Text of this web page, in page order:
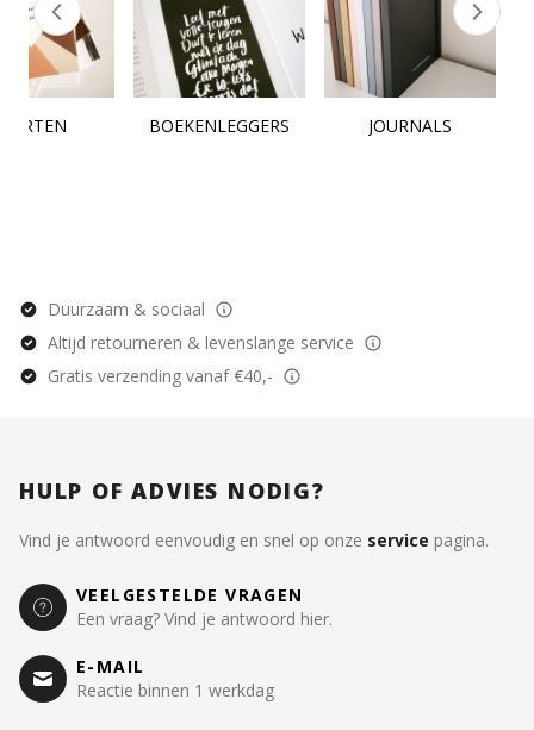
BOEKENLEGGERS JOURNALS
Duurzaam & sociaal
Altijd retourneren & levenslange service
Gratis verzending vanaf €40,-
HULP OF ADVIES NODIG?
Vind je antwoord eenvoudig en snel op onze service pagina.
VEELGESTELDE VRAGEN
Een vraag? Vind je antwoord hier.
E-MAIL
Reactie binnen 1 werkdag